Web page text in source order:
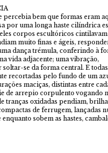
bem que formas eram
por uma longa haste cilíndrica
corpos escultóricos
muito finas e ágeis,
dança trémula, conferindo à
vida adjacente; uma vibração,
se da forma central. E todas
recortadas pelo fundo de um
maciças, distintas entre
de arrepio corpulento vogando
tranças oxidadas pendiam,
de ferrugem, lançadas
sobem as hastes,